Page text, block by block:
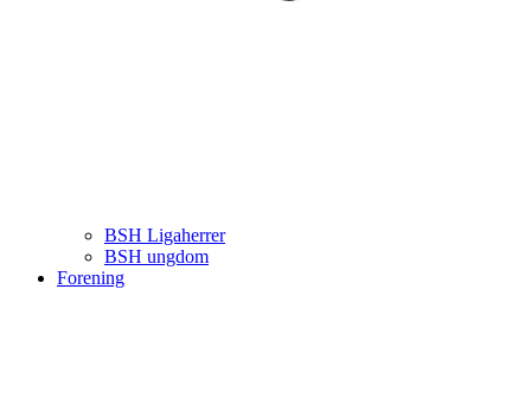
BSH Ligaherrer
BSH ungdom
Forening